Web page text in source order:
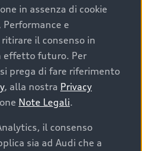
di
prossima
prima di
in assenza di cookie
e
il consenso in
effetto futuro. Per
prega di fare riferimento
, alla nostra Privacy
Note Legali.
il consenso
sia ad Audi che a